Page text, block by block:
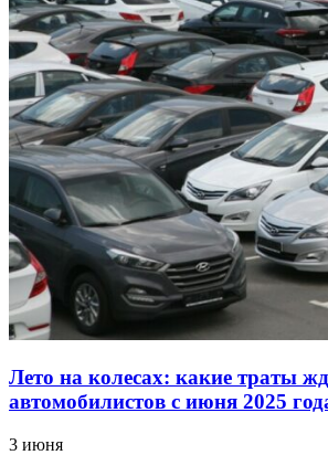
Лето на колесах: какие траты
автомобилистов с июня 2025
3 июня